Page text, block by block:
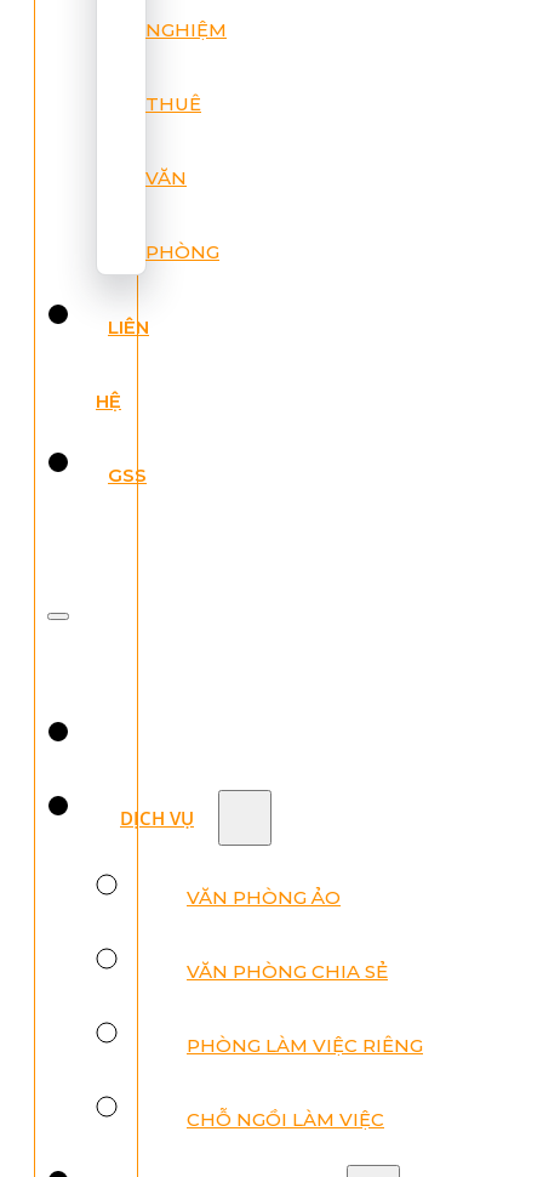
NGHIỆM
THUÊ
VĂN
PHÒNG
LIÊN
HỆ
GSS
DỊCH VỤ
VĂN PHÒNG ẢO
VĂN PHÒNG CHIA SẺ
PHÒNG LÀM VIỆC RIÊNG
CHỖ NGỒI LÀM VIỆC